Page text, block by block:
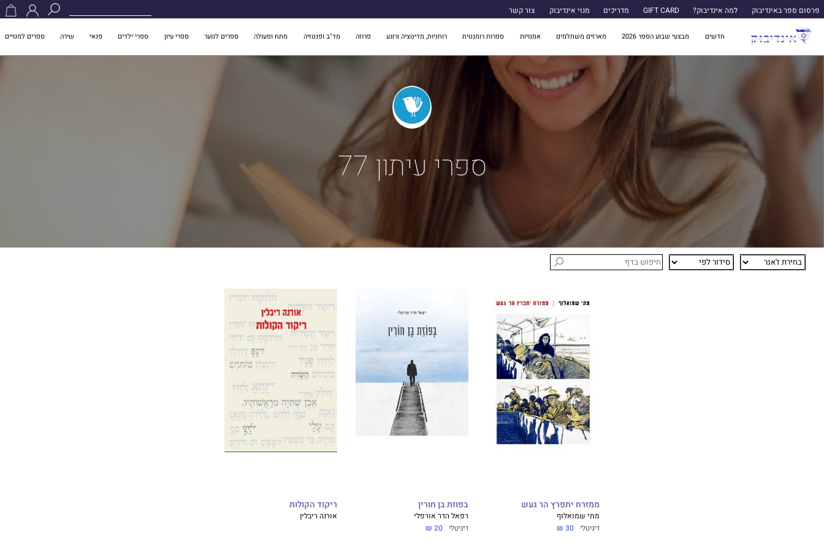
פרסום ספר באינדיבוק למה אינדיבוק? GIFT CARD מדריכים מנוי אינדיבוק צור קשר
חדשים מבצעי שבוע הספר 2026 מארזים משתלמים אמנויות ספרות רומנטית רוחניות, מדיטציה ורוגע פרוזה מד"ב ופנטזיה מתח ופעולה ספרים לנוער ספרי עיון ספרי ילדים פנאי שירה ספרים למנויים
ספרי עיתון 77
ממזרח יתפרץ הר געש
מתי שמואלוף
דיגיטלי 30 ₪
בפוזת בן חורין
רפאל הדר אורפלי
דיגיטלי 20 ₪
ריקוד הקולות
אורנה ריבלין